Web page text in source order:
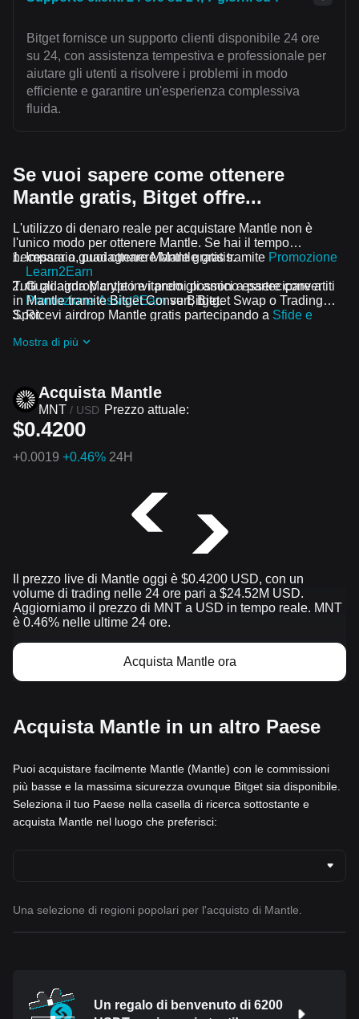
Bitget fornisce un supporto clienti disponibile 24 ore
su 24, con assistenza tempestiva e professionale per
aiutare gli utenti a risolvere i problemi in modo
efficiente e garantire un'esperienza complessiva
fluida.
Se vuoi sapere come ottenere
Mantle gratis, Bitget offre...
L'utilizzo di denaro reale per acquistare Mantle non è
l'unico modo per ottenere Mantle. Se hai il tempo
necessario, puoi ottenere Mantle gratis.
Impara a guadagnare Mantle gratis tramite Promozione
Learn2Earn
Guadagna Mantle invitando gli amici a partecipare a
Promozione Assist2Earnsu Bitget.
Ricevi airdrop Mantle gratis partecipando a Sfide e
Tutti gli airdrop crypto e i premi possono essere convertiti
in Mantle tramite Bitget Convert, Bitget Swap o Trading
Spot.
Mostra di più
Acquista Mantle
MNT / USD Prezzo attuale:
$0.4200
+0.0019 +0.46% 24H
Il prezzo live di Mantle oggi è $0.4200 USD, con un
volume di trading nelle 24 ore pari a $24.52M USD.
Aggiorniamo il prezzo di MNT a USD in tempo reale. MNT
è 0.46% nelle ultime 24 ore.
Acquista Mantle ora
Acquista Mantle in un altro Paese
Puoi acquistare facilmente Mantle (Mantle) con le commissioni
più basse e la massima sicurezza ovunque Bitget sia disponibile.
Seleziona il tuo Paese nella casella di ricerca sottostante e
acquista Mantle nel luogo che preferisci:
Una selezione di regioni popolari per l'acquisto di Mantle.
Un regalo di benvenuto di 6200